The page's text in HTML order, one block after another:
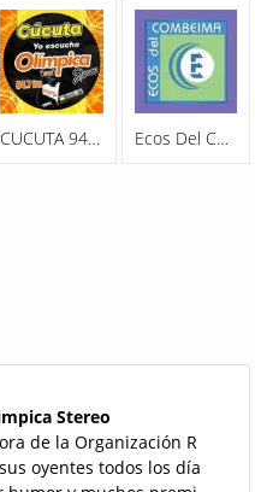
CUCUTA 94.7 FM - Olimpica Stereo Ecos Del Combeima 790 AM
Stereo
de la Organización R
oyentes todos los día